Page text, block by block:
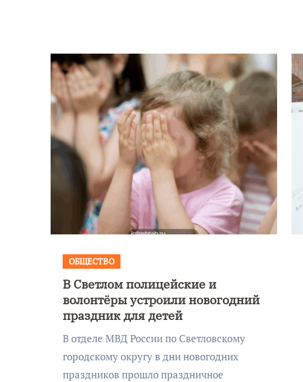
ОБЩЕСТВО
В Светлом полицейские и
волонтёры устроили новогодний
праздник для детей
В отделе МВД России по Светловскому
городскому округу в дни новогодних
праздников прошло праздничное